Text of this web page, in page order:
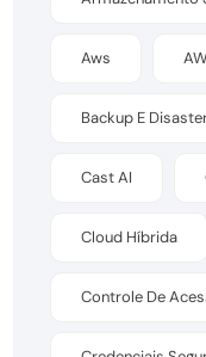
Aws
Backup E
Cast AI
Cloud Híbrida
Controle De